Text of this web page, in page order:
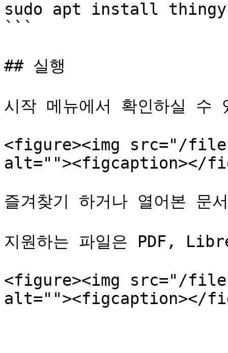
sudo apt install thingy
```
## 실행
시작 메뉴에서 확인하실 수
<figure><img src="/files/
alt=""><figcaption></
즐겨찾기 하거나 열어본 문
지원하는 파일은 PDF,
<figure><img src="/